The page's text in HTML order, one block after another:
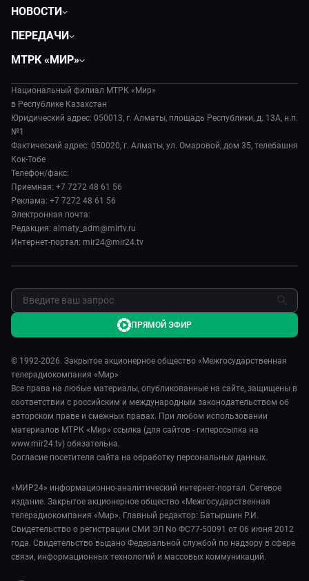
НОВОСТИ
Экономика
Происшествия
Наука и технологии
Здоровье и медицина
Спорт
Авто
Культура
ПЕРЕДАЧИ
Вместе выгодно
Евразия. Культурно
Евразия. Регионы
Наши иностранцы
Пять причин поехать в...
Сделано в Содружестве
МТРК «МИР»
История
Руководство
Лица мира
Пресса о нас
Карьера
Реклама
Обратная связь
Национальный филиал МТРК «Мир»
в Республике Казахстан
Юридический адрес: 050013, г. Алматы, площадь Республики, д. 13А, н.п.
№1
Фактический адрес: 050020, г. Алматы, ул. Омаровой, дом 35, телебашня
Кок-Тобе
Телефон/факс:
Приемная: +7 7272 48 61 56
Реклама: +7 7272 48 61 56
Электронная почта:
Редакция: almaty_adm@mirtv.ru
Интернет-портал: mir24@mir24.tv
© 1992-2026. Закрытое акционерное общество «Межгосударственная
телерадиокомпания «Мир»
Все права на любые материалы, опубликованные на сайте, защищены в
соответствии с российским и международным законодательством об
авторском праве и смежных правах. При любом использовании
материалов МТРК «Мир» ссылка (для сайтов - гиперссылка на
www.mir24.tv) обязательна.
Согласие посетителя сайта на обработку персональных данных.
«МИР24» информационно-аналитический интернет-портал. Сетевое
издание. Закрытое акционерное общество «Межгосударственная
телерадиокомпания «Мир». Главный редактор: Батыршин Р.И.
Свидетельство о регистрации СМИ ЭЛ No ФС77-50091 от 06 июня 2012
года. Свидетельство выдано Федеральной службой по надзору в сфере
связи, информационных технологий и массовых коммуникаций.
ПРЯМОЙ ЭФИР